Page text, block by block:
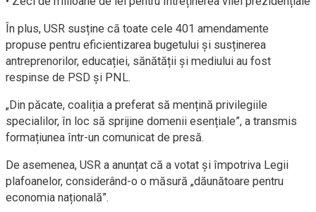
În plus, USR susține că toate cele 401 amendamente
propuse pentru eficientizarea bugetului și susținerea
antreprenorilor, educației, sănătății și mediului au fost
respinse de PSD și PNL.
„Din păcate, coaliția a preferat să mențină privilegiile
specialilor, în loc să sprijine domenii esențiale”, a transmis
formațiunea într-un comunicat de presă.
De asemenea, USR a anunțat că a votat și împotriva Legii
plafoanelor, considerând-o o măsură „dăunătoare pentru
economia națională”.